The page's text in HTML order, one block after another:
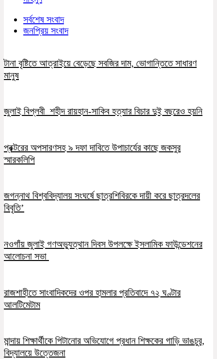
সর্বশেষ সংবাদ
জনপ্রিয় সংবাদ
টানা বৃষ্টিতে আত্রাইয়ে বেড়েছে সবজির দাম, ভোগান্তিতে সাধারণ
মানুষ
জুলাই বিপ্লবী শহীদ রায়হান-সাকিব হত্যার বিচার দুই বছরেও হয়নি
প্রক্টরের অপসারণসহ ৯ দফা দাবিতে উপাচার্যের কাছে জকসুর
স্মারকলিপি
জগন্নাথ বিশ্ববিদ্যালয় সংঘর্ষে ছাত্রশিবিরকে দায়ী করে ছাত্রদলের
বিবৃতি’
নওগাঁয় জুলাই গণঅভ্যুত্থান দিবস উপলক্ষে ইসলামিক ফাউন্ডেশনের
আলোচনা সভা
রাজশাহীতে সাংবাদিকদের ওপর হামলার প্রতিবাদে ৭২ ঘণ্টার
আলটিমেটাম
মান্দায় শিক্ষার্থীকে পিটানোর অভিযোগে প্রধান শিক্ষকের গাড়ি ভাঙচুর,
বিদ্যালয়ে উত্তেজনা